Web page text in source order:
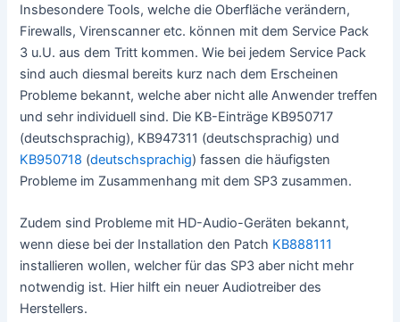
Insbesondere Tools, welche die Oberfläche verändern,
Firewalls, Virenscanner etc. können mit dem Service Pack
3 u.U. aus dem Tritt kommen. Wie bei jedem Service Pack
sind auch diesmal bereits kurz nach dem Erscheinen
Probleme bekannt, welche aber nicht alle Anwender treffen
und sehr individuell sind. Die KB-Einträge KB950717
(deutschsprachig), KB947311 (deutschsprachig) und
KB950718 (deutschsprachig) fassen die häufigsten
Probleme im Zusammenhang mit dem SP3 zusammen.
Zudem sind Probleme mit HD-Audio-Geräten bekannt,
wenn diese bei der Installation den Patch KB888111
installieren wollen, welcher für das SP3 aber nicht mehr
notwendig ist. Hier hilft ein neuer Audiotreiber des
Herstellers.